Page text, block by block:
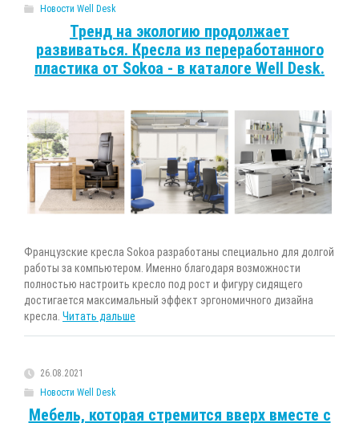
Новости Well Desk
Тренд на экологию продолжает
развиваться. Кресла из переработанного
пластика от Sokoa - в каталоге Well Desk.
Французские кресла Sokoa разработаны специально для долгой
работы за компьютером. Именно благодаря возможности
полностью настроить кресло под рост и фигуру сидящего
достигается максимальный эффект эргономичного дизайна
кресла. Читать дальше
26.08.2021
Новости Well Desk
Мебель, которая стремится вверх вместе с